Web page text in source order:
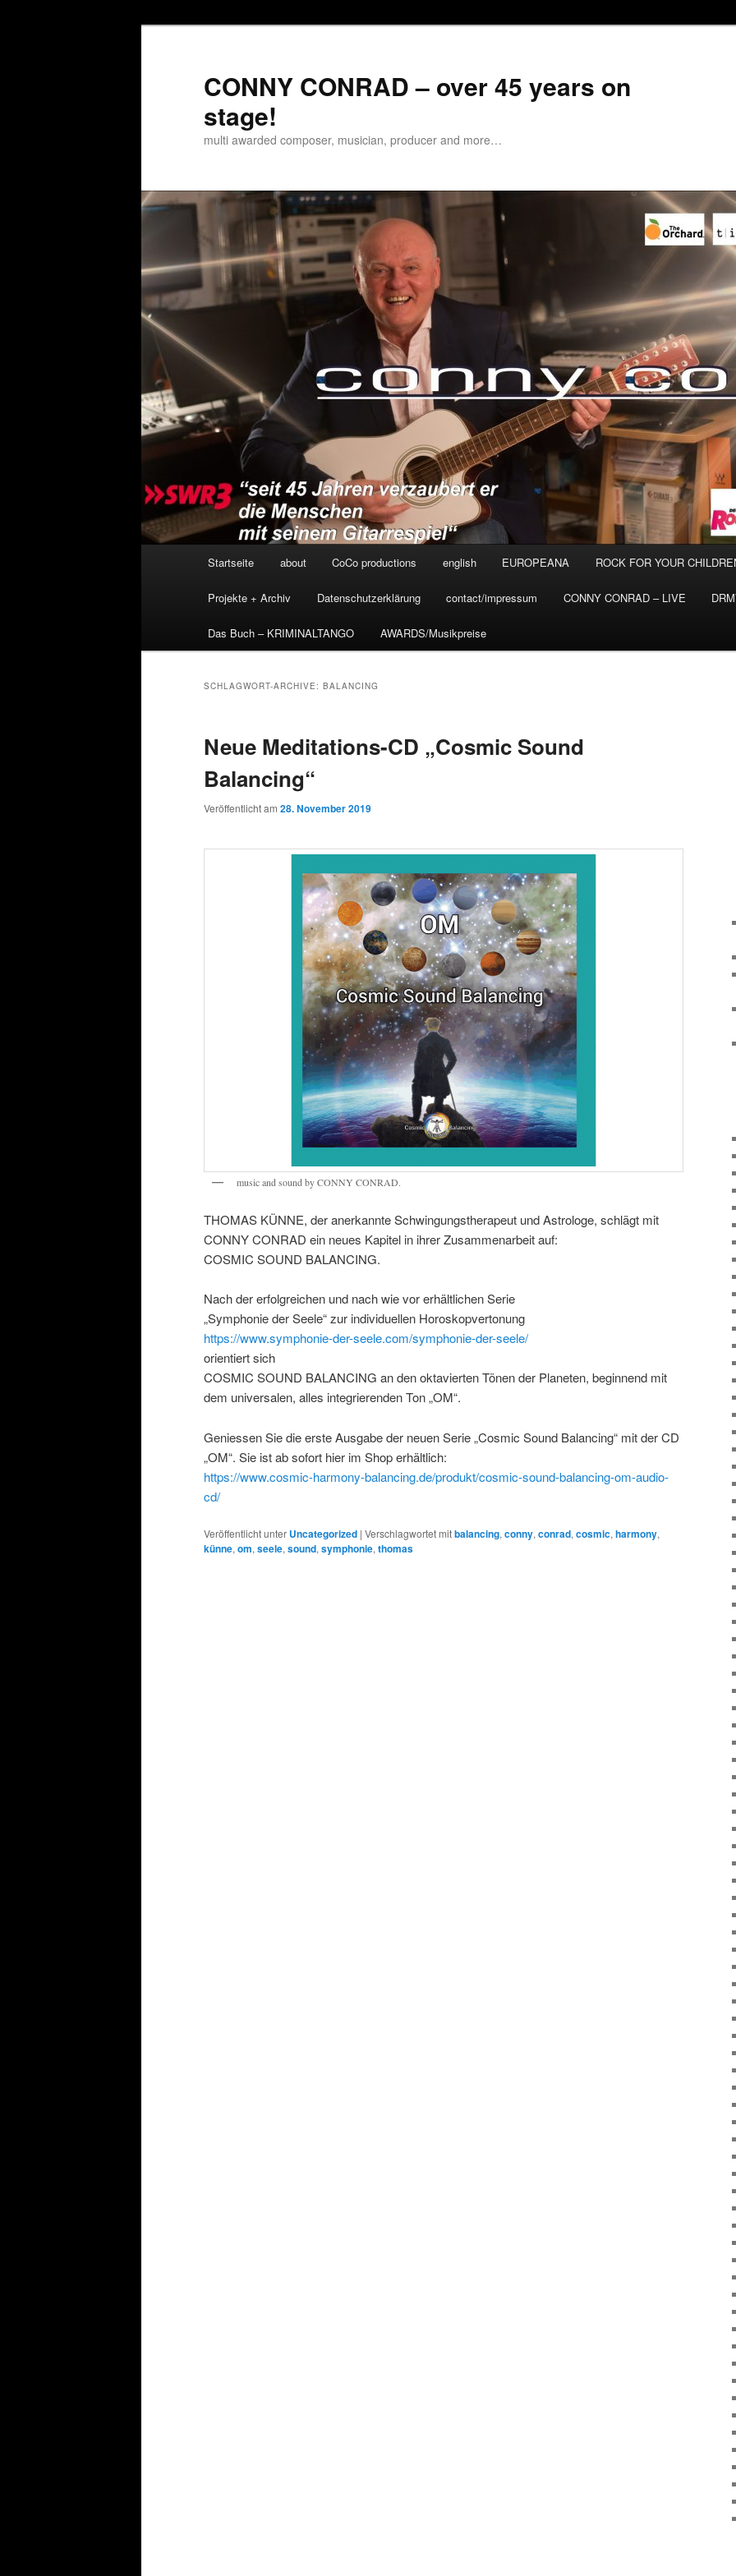
CONNY CONRAD – over 45 years on
stage!
multi awarded composer, musician, producer and more…
Startseite about CoCo productions english EUROPEANA ROCK FOR YOUR
Projekte + Archiv Datenschutzerklärung contact/impressum CONNY CONRAD – LIVE
Das Buch – KRIMINALTANGO AWARDS/Musikpreise
SCHLAGWORT-ARCHIVE: BALANCING
Neue Meditations-CD „Cosmic Sound
Balancing“
Veröffentlicht am 28. November 2019
music and sound by CONNY CONRAD.
THOMAS KÜNNE, der anerkannte Schwingungstherapeut und Astrologe, schlägt mit
CONNY CONRAD ein neues Kapitel in ihrer Zusammenarbeit auf:
COSMIC SOUND BALANCING.
Nach der erfolgreichen und nach wie vor erhältlichen Serie
„Symphonie der Seele“ zur individuellen Horoskopvertonung
https://www.symphonie-der-seele.com/symphonie-der-seele/
orientiert sich
COSMIC SOUND BALANCING an den oktavierten Tönen der Planeten, beginnend mit
dem universalen, alles integrierenden Ton „OM“.
Geniessen Sie die erste Ausgabe der neuen Serie „Cosmic Sound Balancing“ mit der CD
„OM“. Sie ist ab sofort hier im Shop erhältlich:
https://www.cosmic-harmony-balancing.de/produkt/cosmic-sound-balancing-om-audio-
cd/
Veröffentlicht unter Uncategorized | Verschlagwortet mitbalancing, conny, conrad, cosmic, harmony,
künne, om, seele, sound, symphonie, thomas